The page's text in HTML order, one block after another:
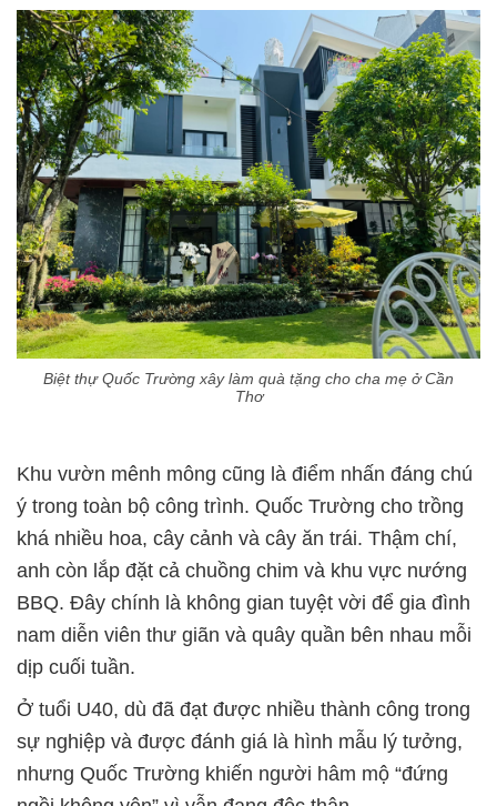
Biệt thự Quốc Trường xây làm quà tặng cho cha mẹ ở Cần
Thơ
Khu vườn mênh mông cũng là điểm nhấn đáng chú
ý trong toàn bộ công trình. Quốc Trường cho trồng
khá nhiều hoa, cây cảnh và cây ăn trái. Thậm chí,
anh còn lắp đặt cả chuồng chim và khu vực nướng
BBQ. Đây chính là không gian tuyệt vời để gia đình
nam diễn viên thư giãn và quây quần bên nhau mỗi
dịp cuối tuần.
Ở tuổi U40, dù đã đạt được nhiều thành công trong
sự nghiệp và được đánh giá là hình mẫu lý tưởng,
nhưng Quốc Trường khiến người hâm mộ “đứng